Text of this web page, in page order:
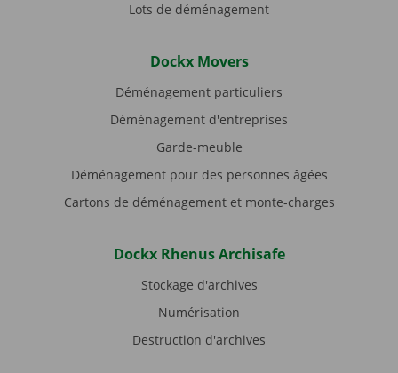
Lots de déménagement
Dockx Movers
Déménagement particuliers
Déménagement d'entreprises
Garde-meuble
Déménagement pour des personnes âgées
Cartons de déménagement et monte-charges
Dockx Rhenus Archisafe
Stockage d'archives
Numérisation
Destruction d'archives